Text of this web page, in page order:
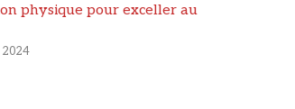
physique pour exceller au
2024